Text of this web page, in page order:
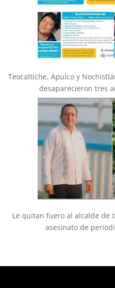
Teocaltiche, Apulco y
desaparecieron tres
Le quitan fuero al alcalde de
asesinato de